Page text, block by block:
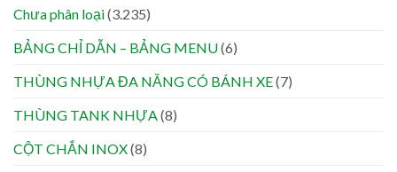
Chưa phân loại(3.235)
BẢNG CHỈ DẪN – BẢNG MENU(6)
THÙNG NHỰA ĐA NĂNG CÓ BÁNH XE(7)
THÙNG TANK NHỰA (8)
CỘT CHẮN INOX(8)